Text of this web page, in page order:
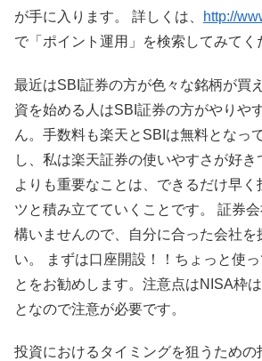
が手に入ります。 詳しくは、
http://
で「ポイント運用」を検索してみてく
最近はSBI証券の方が色々な銘柄が買
資を始める人はSBI証券の方がやりや
ん。手数料も楽天とSBIは無料となっ
し、私は楽天証券の使いやすさが好
よりも重要なことは、できるだけ早く
ツと積み立てていくことです。 証券
構いませんので、自分に合った会社を
い。 まずは口座開設！！ちょっと使
とをお勧めします。注意点はNISA枠
となので注意が必要です。
投資におけるタイミングを狙うための